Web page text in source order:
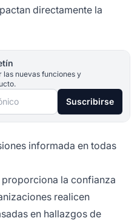
directamente la
las nuevas funciones y
Suscribirse
informada en todas
la confianza
realicen
en hallazgos de